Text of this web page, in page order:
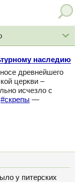
наследию
древнейшего
церкви –
исчезло с
#скрепы —
у питерских